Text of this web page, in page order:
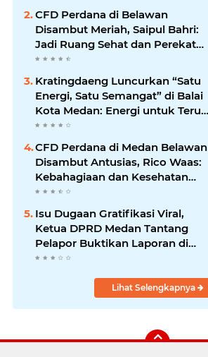
CFD Perdana di Belawan
Disambut Meriah, Saipul Bahri:
Jadi Ruang Sehat dan Perekat
Kebersamaan Warga Medan
Kratingdaeng Luncurkan “Satu
Energi, Satu Semangat” di Balai
Kota Medan: Energi untuk Terus
Bergerak Maju
CFD Perdana di Medan Belawan
Disambut Antusias, Rico Waas:
Kebahagiaan dan Kesehatan
Harus Hadir di Seluruh Penjuru
Isu Dugaan Gratifikasi Viral,
Ketua DPRD Medan Tantang
Pelapor Buktikan Laporan di
KPK dan Kejagung
Lihat Selengkapnya